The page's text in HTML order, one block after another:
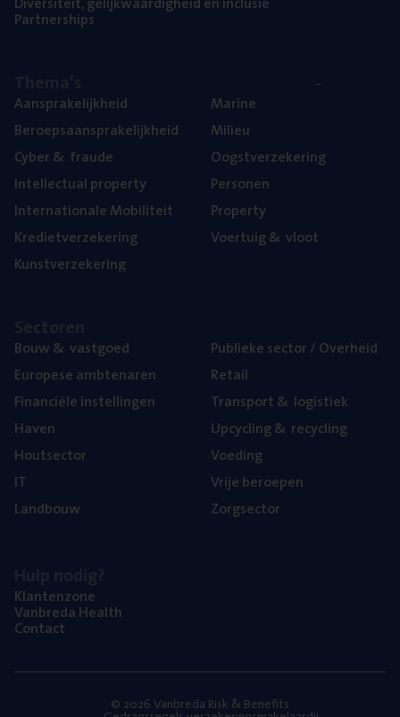
Part­ner­ships
Aan­spra­ke­lijk­heid
Beroeps­aan­spra­ke­lijk­heid
Cyber& fraude
Intel­lec­tu­al property
Inter­na­ti­o­na­le Mobiliteit
Kre­diet­ver­ze­ke­ring
Kunst­ver­ze­ke­ring
Mari­ne
Mili­eu
Oogst­ver­ze­ke­ring
Per­so­nen
Pro­per­ty
Voer­tuig& vloot
Bouw& vastgoed
Euro­pe­se ambtenaren
Finan­ci­ë­le instellingen
Haven
Hout­sec­tor
IT
Land­bouw
Publie­ke sec­tor / Overheid
Retail
Trans­port& logistiek
Upcy­cling& recycling
Voe­ding
Vrije beroe­pen
Zorg­sec­tor
Klan­ten­zo­ne
Van­b­re­da Health
Con­tact
© 2026 Vanbreda Risk & Benefits